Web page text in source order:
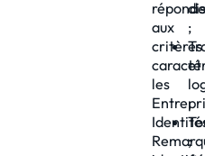
;
et
;
;
aux
critères
les